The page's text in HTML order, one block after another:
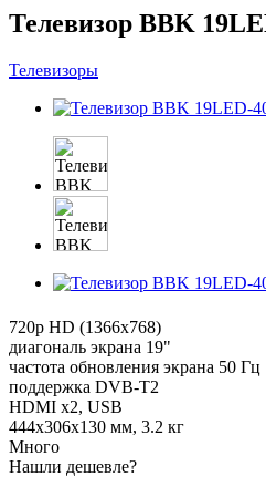
Телевизор BBK
Телевизоры
720p HD (1366x768)
диагональ экрана 19"
частота обновления экрана 50 Гц
поддержка DVB-T2
HDMI x2, USB
444x306x130 мм, 3.2 кг
Много
Нашли дешевле?